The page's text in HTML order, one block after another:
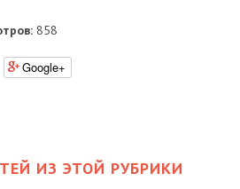
858
Google+
ИЗ ЭТОЙ РУБРИКИ